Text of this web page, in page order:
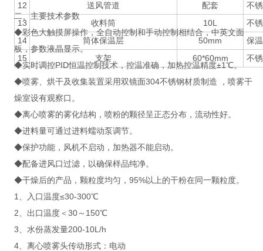
12
送风管道 配套
不
13
收料筒 10L
不
14
筒体保温层 50mm
保
15
支架 60*60mm 不
二、主要技术参数
◆彩色大触摸屏操作，全自动控制和手动控制相结合，中英文面
板，参数液晶显示。
◆实时调控PID恒温控制技术，控温准确，加热控温精度±1℃。
◆喷雾、烘干及收集装置采用双镜面304不锈钢材质制造 ，喷雾干
燥室设有观察口。
◆离心喷雾的雾化结构，喷粉的颗径呈正态分布，流动性好。
◆进料量可通过进料蠕动泵调节。
◆保护功能，风机不启动，加热器不能启动。
◆配备进风口过滤，以确保样品纯净。
◆干燥后的产品，颗粒度均匀，95%以上的干粉在同一颗粒度。
1、入口温度≤30-300℃
2、出口温度＜30～150℃
3、水份蒸发量200-10L/h
4、离心喷雾头传动形式：电动